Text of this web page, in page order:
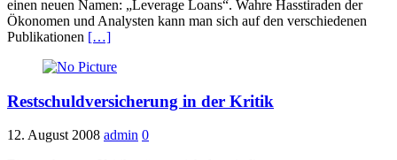
einen neuen Namen: „Leverage Loans“. Wahre Hasstiraden der
Ökonomen und Analysten kann man sich auf den verschiedenen
Publikationen […]
Restschuldversicherung in der Kritik
12. August 2008 admin 0